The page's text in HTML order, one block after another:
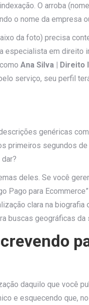
O arroba
o nome da empresa
da foto) precisa
especialista em direito
Ana Silva | Direito
serviço, seu perfil
genéricas
primeiros segundos
deles. Se você
Pago para
clara na biografia
buscas geográficas da
daquilo que você
e esquecendo que,